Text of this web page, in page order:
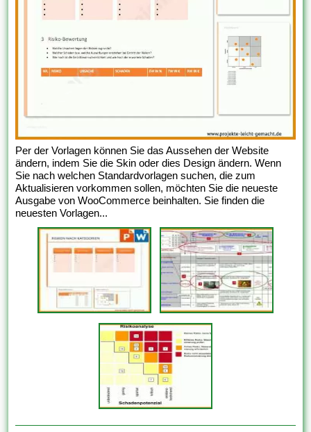
Per der Vorlagen können Sie das Aussehen der Website
ändern, indem Sie die Skin oder dies Design ändern. Wenn
Sie nach welchen Standardvorlagen suchen, die zum
Aktualisieren vorkommen sollen, möchten Sie die neueste
Ausgabe von WooCommerce beinhalten. Sie finden die
neuesten Vorlagen...